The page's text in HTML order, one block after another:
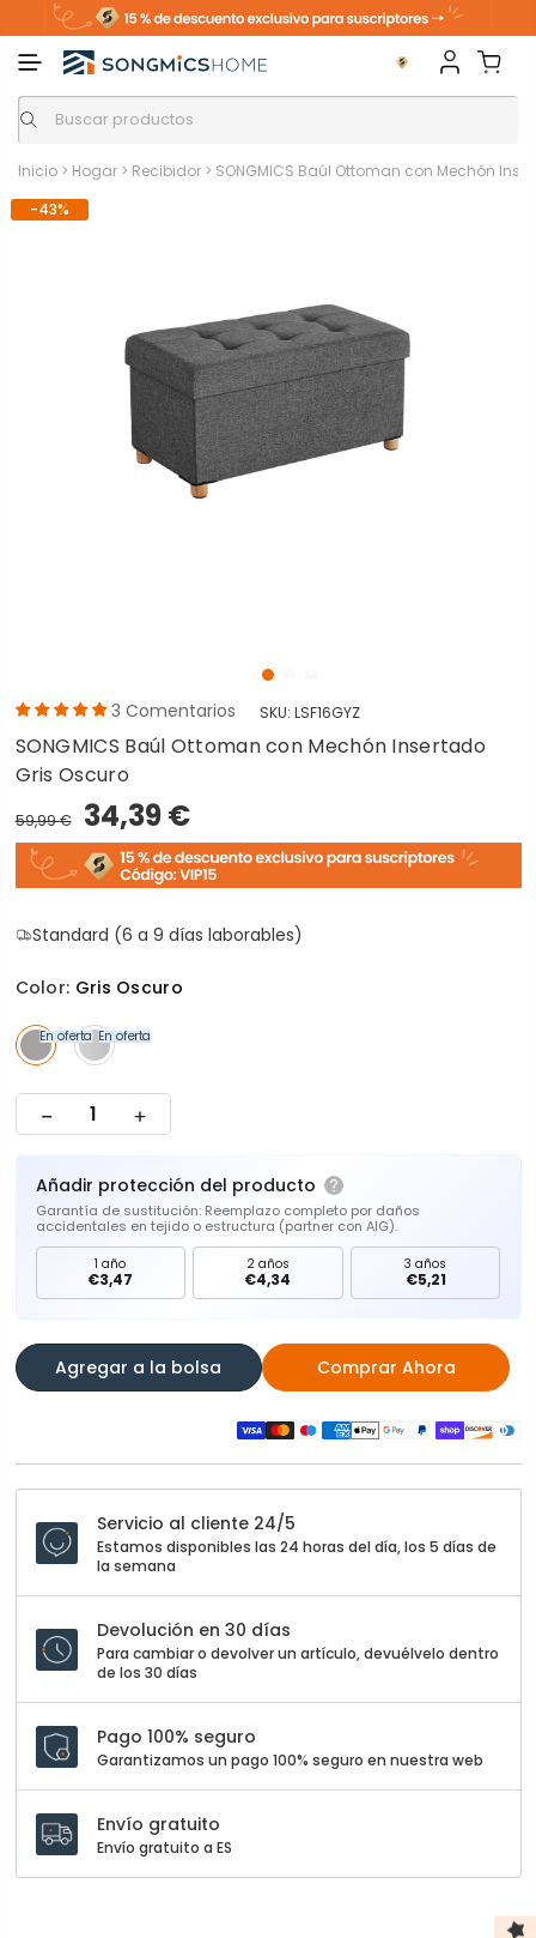
Inicio > Hogar > Recibidor > SONGMICS Baúl Ottoman con Mechón
-43%
3 Comentarios SKU: LSF16GYZ
SONGMICS Baúl Ottoman con Mechón Insertado
Gris Oscuro
59,99 € 34,39 €
Standard (6 a 9 días laborables)
Color: Gris Oscuro
En oferta En oferta
Añadir protección del producto
Garantía de sustitución: Reemplazo completo por daños
accidentales en tejido o estructura (partner con AIG).
1 año
€3,47
2 años
€4,34
3 años
€5,21
Agregar a la bolsa Comprar Ahora
Servicio al cliente 24/5
Estamos disponibles las 24 horas del día, los 5 días de
la semana
Devolución en 30 días
Para cambiar o devolver un artículo, devuélvelo dentro
de los 30 días
Pago 100% seguro
Garantizamos un pago 100% seguro en nuestra web
Envío gratuito
Envío gratuito a ES